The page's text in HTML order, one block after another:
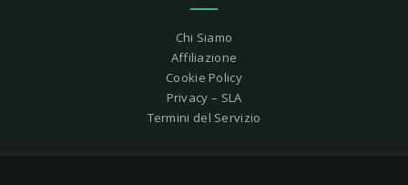
Chi Siamo
Affiliazione
Cookie Policy
Privacy – SLA
Termini del Servizio